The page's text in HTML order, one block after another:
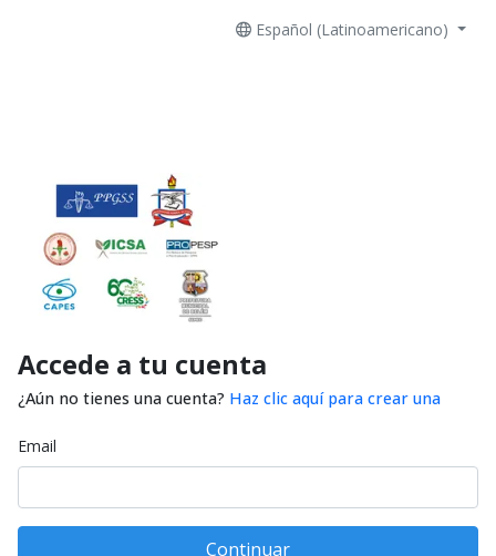
Español (Latinoamericano)
Accede a tu cuenta
¿Aún no tienes una cuenta? Haz clic aquí para crear una
Email
Continuar